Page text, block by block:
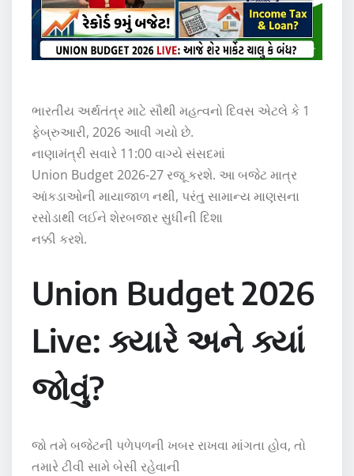
ભારતીય અર્થતંત્ર માટે સૌથી મહત્વનો દિવસ એટલે કે 1
ફેબ્રુઆરી, 2026 આવી ગયો છે.
નાણામંત્રી સવારે 11:00 વાગ્યે સંસદમાં
Union Budget 2026-27રજૂ કરશે. આ બજેટ માત્ર
આંકડાઓની માયાજાળ નથી, પરંતુ સામાન્ય માણસના
રસોડાથી લઈને શેરબજાર સુધીની દિશા
નક્કી કરશે.
Union Budget 2026
Live: ક્યારે અને ક્યાં
જોવું?
જો તમે બજેટની પળેપળની ખબર રાખવા માંગતા હોવ, તો
તમારે ટીવી સામે બેસી રહેવાની